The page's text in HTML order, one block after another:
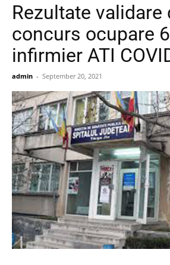
Rezultate validare
concurs ocupare
infirmier ATI
admin - September 20, 2021